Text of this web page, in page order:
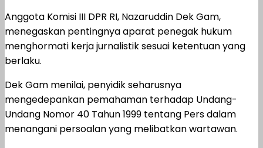
Anggota Komisi III DPR RI, Nazaruddin Dek Gam,
menegaskan pentingnya aparat penegak hukum
menghormati kerja jurnalistik sesuai ketentuan yang
berlaku.
Dek Gam menilai, penyidik seharusnya
mengedepankan pemahaman terhadap Undang-
Undang Nomor 40 Tahun 1999 tentang Pers dalam
menangani persoalan yang melibatkan wartawan.